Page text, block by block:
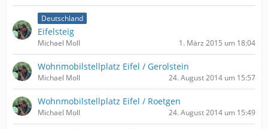
Deutschland
Eifelsteig
Michael Moll 1. März 2015 um 18:04
Wohnmobilstellplatz Eifel / Gerolstein
Michael Moll 24. August 2014 um 15:57
Wohnmobilstellplatz Eifel / Roetgen
Michael Moll 24. August 2014 um 15:49